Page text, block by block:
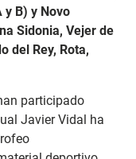
y B) y Novo
Sidonia, Vejer de
del Rey, Rota,
participado
Javier Vidal ha